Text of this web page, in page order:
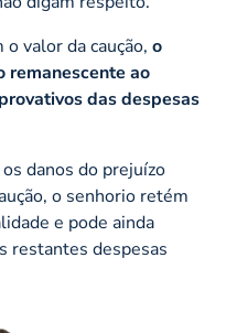
valor da caução, o
remanescente ao
das despesas
danos do prejuízo
o senhorio retém
e pode ainda
restantes despesas